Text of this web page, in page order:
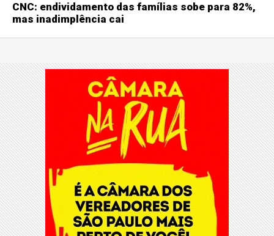
CNC: endividamento das famílias sobe para 82%,
mas inadimplência cai